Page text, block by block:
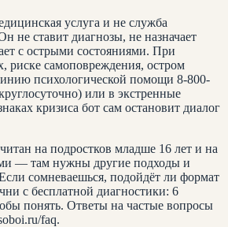
услуга и не служба
не ставит диагнозы, не назначает
с острыми состояниями. При
риске самоповреждения, остром
психологической помощи 8-800-
или в экстренные
кризиса бот сам остановит диалог
на подростков младше 16 лет и на
— там нужны другие подходы и
сомневаешься, подойдёт ли формат
с бесплатной диагностики: 6
понять. Ответы на частые вопросы
faq.